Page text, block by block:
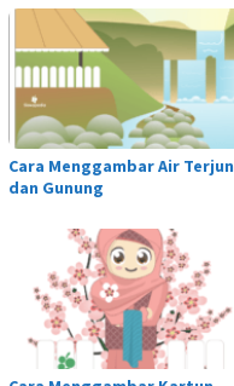
Cara Menggambar Air Terjun
dan Gunung